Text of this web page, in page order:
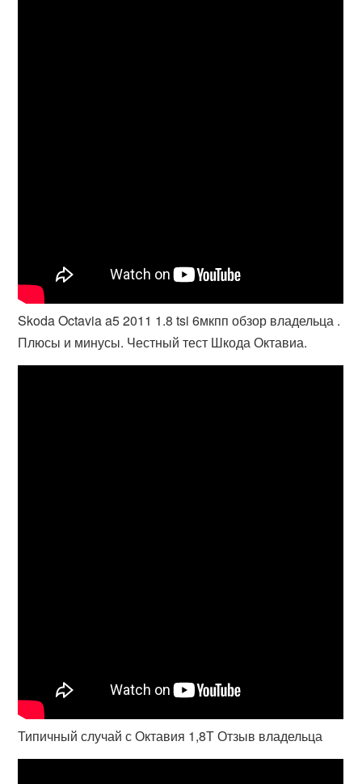
Skoda Octavia a5 2011 1.8 tsi 6мкпп обзор владельца .
Плюсы и минусы. Честный тест Шкода Октавиа.
Типичный случай с Октавия 1,8Т Отзыв владельца